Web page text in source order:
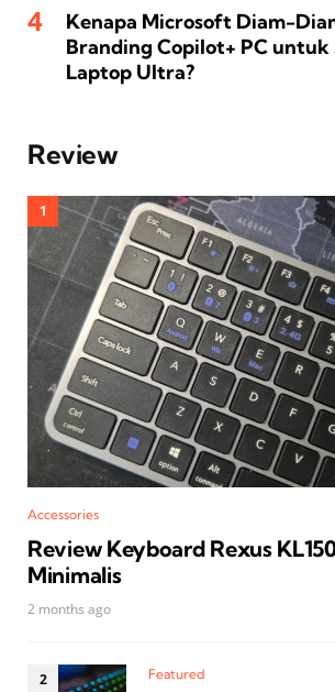
Kenapa Microsoft Diam-
Branding Copilot+ PC untuk
Laptop Ultra?
Review
Accessories
Review Keyboard Rexus
Minimalis
2 months ago
Featured